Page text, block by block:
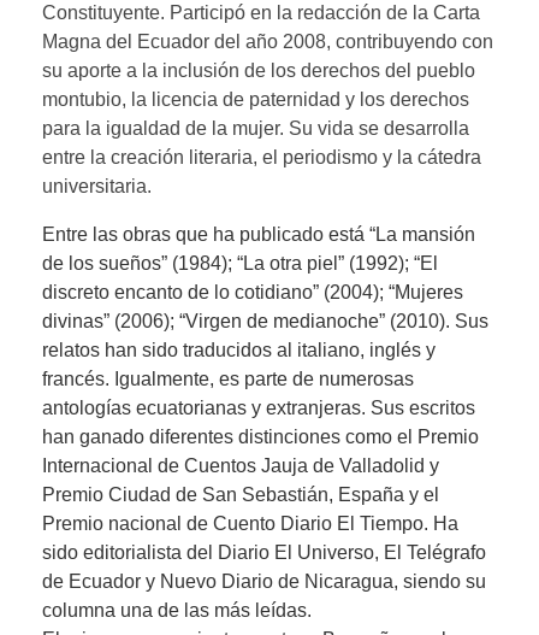
Constituyente. Participó en la redacción de la Carta
Magna del Ecuador del año 2008, contribuyendo con
su aporte a la inclusión de los derechos del pueblo
montubio, la licencia de paternidad y los derechos
para la igualdad de la mujer. Su vida se desarrolla
entre la creación literaria, el periodismo y la cátedra
universitaria.
Entre las obras que ha publicado está “La mansión
de los sueños” (1984); “La otra piel” (1992); “El
discreto encanto de lo cotidiano” (2004); “Mujeres
divinas” (2006); “Virgen de medianoche” (2010). Sus
relatos han sido traducidos al italiano, inglés y
francés. Igualmente, es parte de numerosas
antologías ecuatorianas y extranjeras. Sus escritos
han ganado diferentes distinciones como el Premio
Internacional de Cuentos Jauja de Valladolid y
Premio Ciudad de San Sebastián, España y el
Premio nacional de Cuento Diario El Tiempo. Ha
sido editorialista del Diario El Universo, El Telégrafo
de Ecuador y Nuevo Diario de Nicaragua, siendo su
columna una de las más leídas.